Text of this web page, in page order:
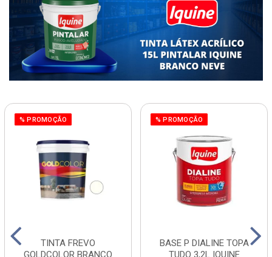
% PROMOÇÃO
TINTA FREVO
GOLDCOLOR BRANCO
% PROMOÇÃO
BASE P DIALINE TOPA
TUDO 3,2L IQUINE